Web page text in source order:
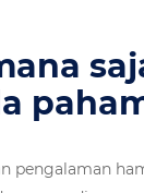
bisa
Anda
pengalaman